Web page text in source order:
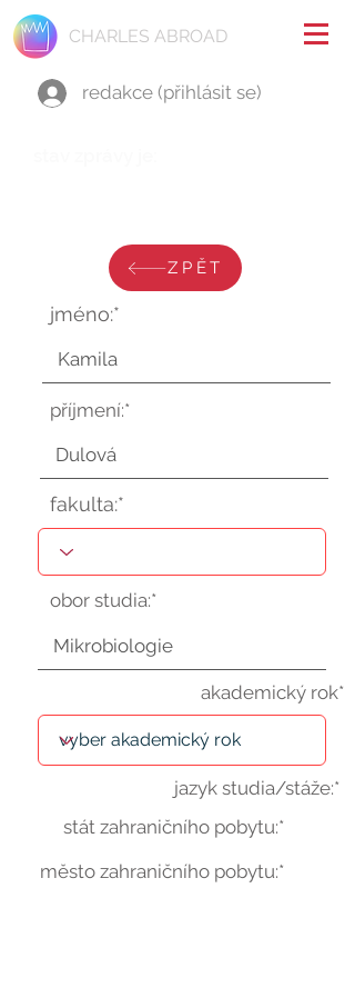
CHARLES ABROAD
redakce (přihlásit se)
ZPĚT
jméno:*
příjmení:*
fakulta:*
obor studia:*
akademický rok*
jazyk studia/stáže:*
stát zahraničního pobytu:*
město zahraničního pobytu:*